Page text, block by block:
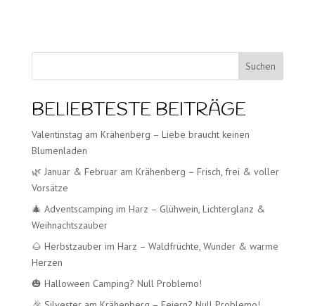
Suchen
BELIEBTESTE BEITRÄGE
Valentinstag am Krähenberg – Liebe braucht keinen
Blumenladen
🌿 Januar & Februar am Krähenberg – Frisch, frei & voller
Vorsätze
🎄 Adventscamping im Harz – Glühwein, Lichterglanz &
Weihnachtszauber
🌰 Herbstzauber im Harz – Waldfrüchte, Wunder & warme
Herzen
🎃 Halloween Camping? Null Problemo!